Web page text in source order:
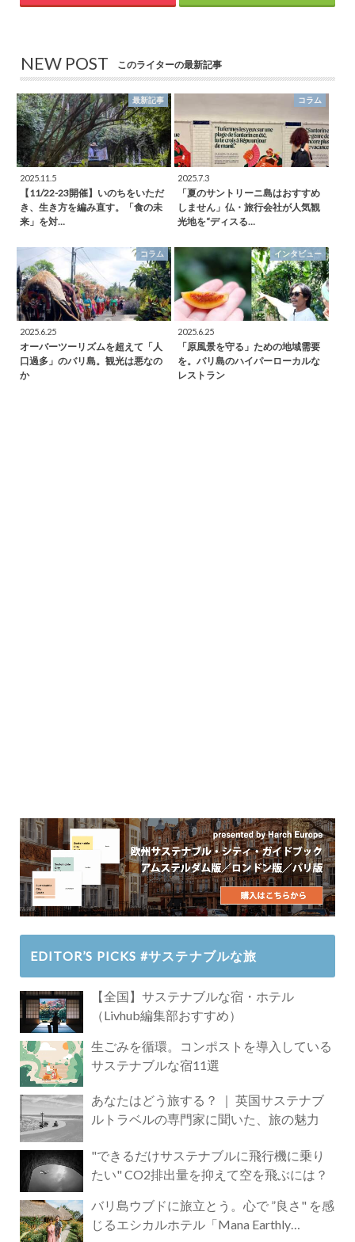
NEW POST このライターの最新記事
最新記事
2025.11.5
【11/22-23開催】いのちをいただ
き、生き方を編み直す。「食の未
来」を対…
コラム
2025.7.3
「夏のサントリーニ島はおすすめ
しません」仏・旅行会社が人気観
光地を“ディスる…
コラム
2025.6.25
オーバーツーリズムを超えて「人
口過多」のバリ島。観光は悪なの
か
インタビュー
2025.6.25
「原風景を守る」ための地域需要
を。バリ島のハイパーローカルな
レストラン
EDITOR’S PICKS #サステナブルな旅
【全国】サステナブルな宿・ホテル
（Livhub編集部おすすめ）
生ごみを循環。コンポストを導入している
サステナブルな宿11選
あなたはどう旅する？ ｜ 英国サステナブ
ルトラベルの専門家に聞いた、旅の魅力
"できるだけサステナブルに飛行機に乗り
たい" CO2排出量を抑えて空を飛ぶには？
バリ島ウブドに旅立とう。心で ”良さ" を感
じるエシカルホテル「Mana Earthly